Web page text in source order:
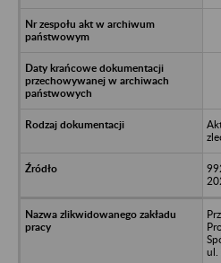
ul.